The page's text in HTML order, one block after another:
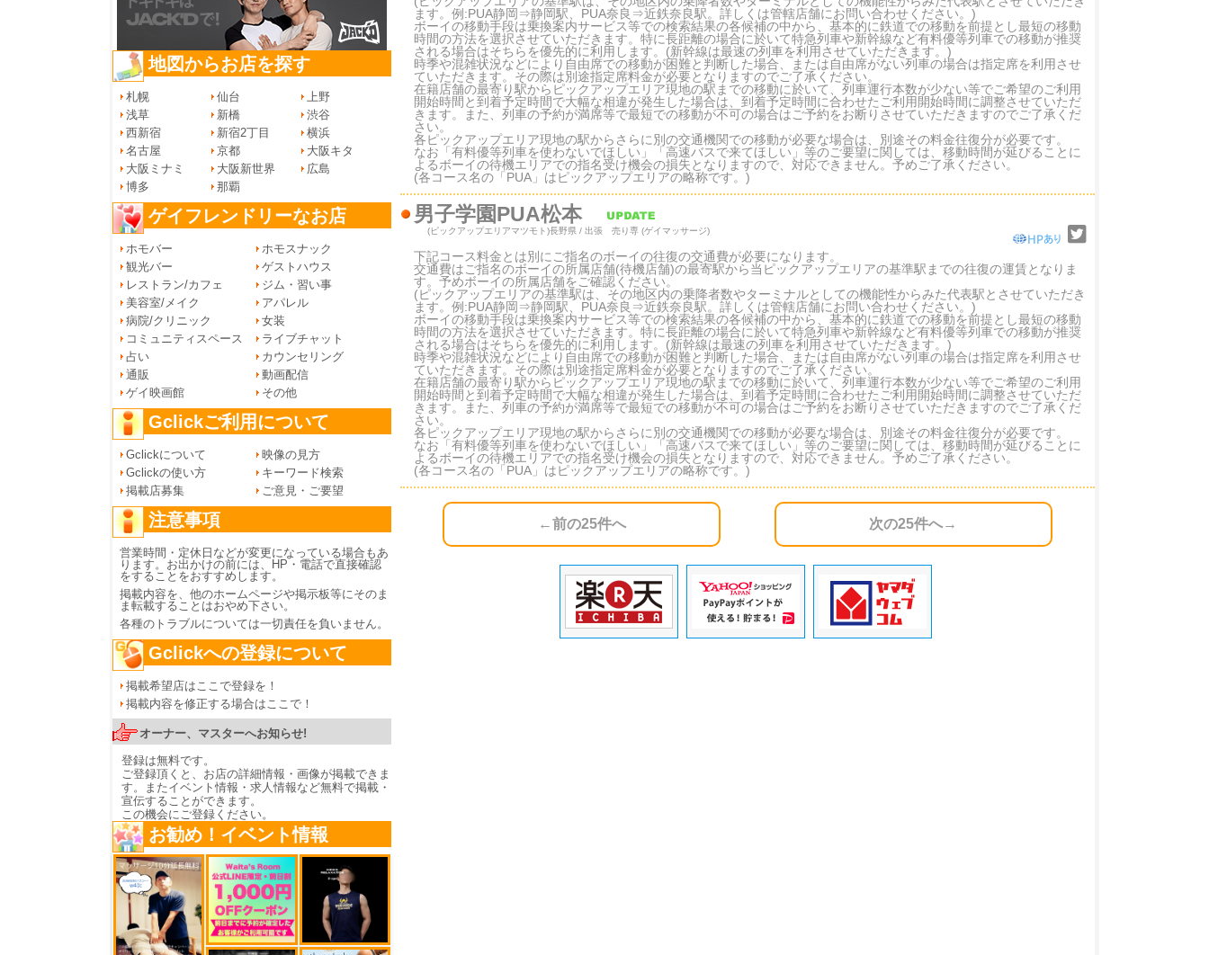
ます。例:PUA静岡⇒静岡駅、PUA奈良⇒近鉄奈良駅。詳しくは管轄店舗にお問い合わせください。)
ボーイの移動手段は乗換案内サービス等での検索結果の各候補の中から、基本的に鉄道での移動を前提とし最短の移動
時間の方法を選択させていただきます。特に長距離の場合に於いて特急列車や新幹線など有料優等列車での移動が推奨
される場合はそちらを優先的に利用します。(新幹線は最速の列車を利用させていただきます。)
時季や混雑状況などにより自由席での移動が困難と判断した場合、または自由席がない列車の場合は指定席を利用させ
ていただきます。その際は別途指定席料金が必要となりますのでご了承ください。
在籍店舗の最寄り駅からピックアップエリア現地の駅までの移動に於いて、列車運行本数が少ない等でご希望のご利用
開始時間と到着予定時間で大幅な相違が発生した場合は、到着予定時間に合わせたご利用開始時間に調整させていただ
きます。また、列車の予約が満席等で最短での移動が不可の場合はご予約をお断りさせていただきますのでご了承くだ
さい。
各ピックアップエリア現地の駅からさらに別の交通機関での移動が必要な場合は、別途その料金往復分が必要です。
なお「有料優等列車を使わないでほしい」「高速バスで来てほしい」等のご要望に関しては、移動時間が延びることに
よるボーイの待機エリアでの指名受け機会の損失となりますので、対応できません。予めご了承ください。
(各コース名の「PUA」はピックアップエリアの略称です。)
男子学園PUA松本
(ピックアップエリアマツモト)長野県 / 出張 売り専 (ゲイマッサージ)
下記コース料金とは別にご指名のボーイの往復の交通費が必要になります。
交通費はご指名のボーイの所属店舗(待機店舗)の最寄駅から当ピックアップエリアの基準駅までの往復の運賃となりま
す。予めボーイの所属店舗をご確認ください。
(ピックアップエリアの基準駅は、その地区内の乗降者数やターミナルとしての機能性からみた代表駅とさせていただき
ます。例:PUA静岡⇒静岡駅、PUA奈良⇒近鉄奈良駅。詳しくは管轄店舗にお問い合わせください。)
ボーイの移動手段は乗換案内サービス等での検索結果の各候補の中から、基本的に鉄道での移動を前提とし最短の移動
時間の方法を選択させていただきます。特に長距離の場合に於いて特急列車や新幹線など有料優等列車での移動が推奨
される場合はそちらを優先的に利用します。(新幹線は最速の列車を利用させていただきます。)
時季や混雑状況などにより自由席での移動が困難と判断した場合、または自由席がない列車の場合は指定席を利用させ
ていただきます。その際は別途指定席料金が必要となりますのでご了承ください。
在籍店舗の最寄り駅からピックアップエリア現地の駅までの移動に於いて、列車運行本数が少ない等でご希望のご利用
開始時間と到着予定時間で大幅な相違が発生した場合は、到着予定時間に合わせたご利用開始時間に調整させていただ
きます。また、列車の予約が満席等で最短での移動が不可の場合はご予約をお断りさせていただきますのでご了承くだ
さい。
各ピックアップエリア現地の駅からさらに別の交通機関での移動が必要な場合は、別途その料金往復分が必要です。
なお「有料優等列車を使わないでほしい」「高速バスで来てほしい」等のご要望に関しては、移動時間が延びることに
よるボーイの待機エリアでの指名受け機会の損失となりますので、対応できません。予めご了承ください。
(各コース名の「PUA」はピックアップエリアの略称です。)
←前の25件へ 次の25件へ→
地図からお店を探す
札幌 仙台
上野
浅草
新橋
渋谷
西新宿
新宿2丁目
横浜
名古屋
京都
大阪キタ
大阪ミナミ
大阪新世界
広島
博多
那覇
ゲイフレンドリーなお店
ホモバー
ホモスナック
観光バー
ゲストハウス
レストラン/カフェ
ジム・習い事
美容室/メイク
アパレル
病院/クリニック
女装
コミュニティスペース
ライブチャット
占い
カウンセリング
通販
動画配信
ゲイ映画館
その他
Gclickご利用について
Gclickについて
映像の見方
Gclickの使い方
キーワード検索
掲載店募集
ご意見・ご要望
注意事項
営業時間・定休日などが変更になっている場合もあ
ります。お出かけの前には、HP・電話で直接確認
をすることをおすすめします。
掲載内容を、他のホームページや掲示板等にそのま
ま転載することはおやめ下さい。
各種のトラブルについては一切責任を負いません。
Gclickへの登録について
掲載希望店はここで登録を！
掲載内容を修正する場合はここで！
オーナー、マスターへお知らせ!
登録は無料です。
ご登録頂くと、お店の詳細情報・画像が掲載できま
す。またイベント情報・求人情報など無料で掲載・
宣伝することができます。
この機会にご登録ください。
お勧め！イベント情報